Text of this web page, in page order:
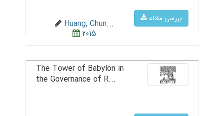
بررسی مقاله
Huang, Chun...
2015
The Tower of Babylon in
the Governance of R...